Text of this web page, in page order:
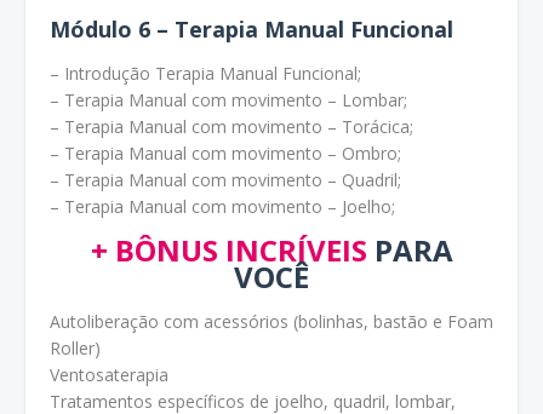
Módulo 6 – Terapia Manual Funcional
– Introdução Terapia Manual Funcional;
– Terapia Manual com movimento – Lombar;
– Terapia Manual com movimento – Torácica;
– Terapia Manual com movimento – Ombro;
– Terapia Manual com movimento – Quadril;
– Terapia Manual com movimento – Joelho;
+ BÔNUS INCRÍVEIS PARA
VOCÊ
Autoliberação com acessórios (bolinhas, bastão e Foam
Roller)
Ventosaterapia
Tratamentos específicos de joelho, quadril, lombar,